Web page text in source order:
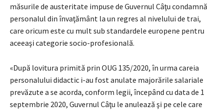
măsurile de austeritate impuse de Guvernul Câţu condamnă
personalul din învaţământ la un regres al nivelului de trai,
care oricum este cu mult sub standardele europene pentru
aceeaşi categorie socio-profesională.
«După lovitura primită prin OUG 135/2020, în urma careia
personalului didactic i-au fost anulate majorările salariale
prevăzute a se acorda, conform legii, începând cu data de 1
septembrie 2020, Guvernul Câţu le anulează şi pe cele care